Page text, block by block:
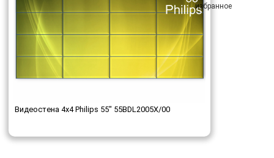
Видеостена 4x4 Philips 55" 55BDL2005X/00